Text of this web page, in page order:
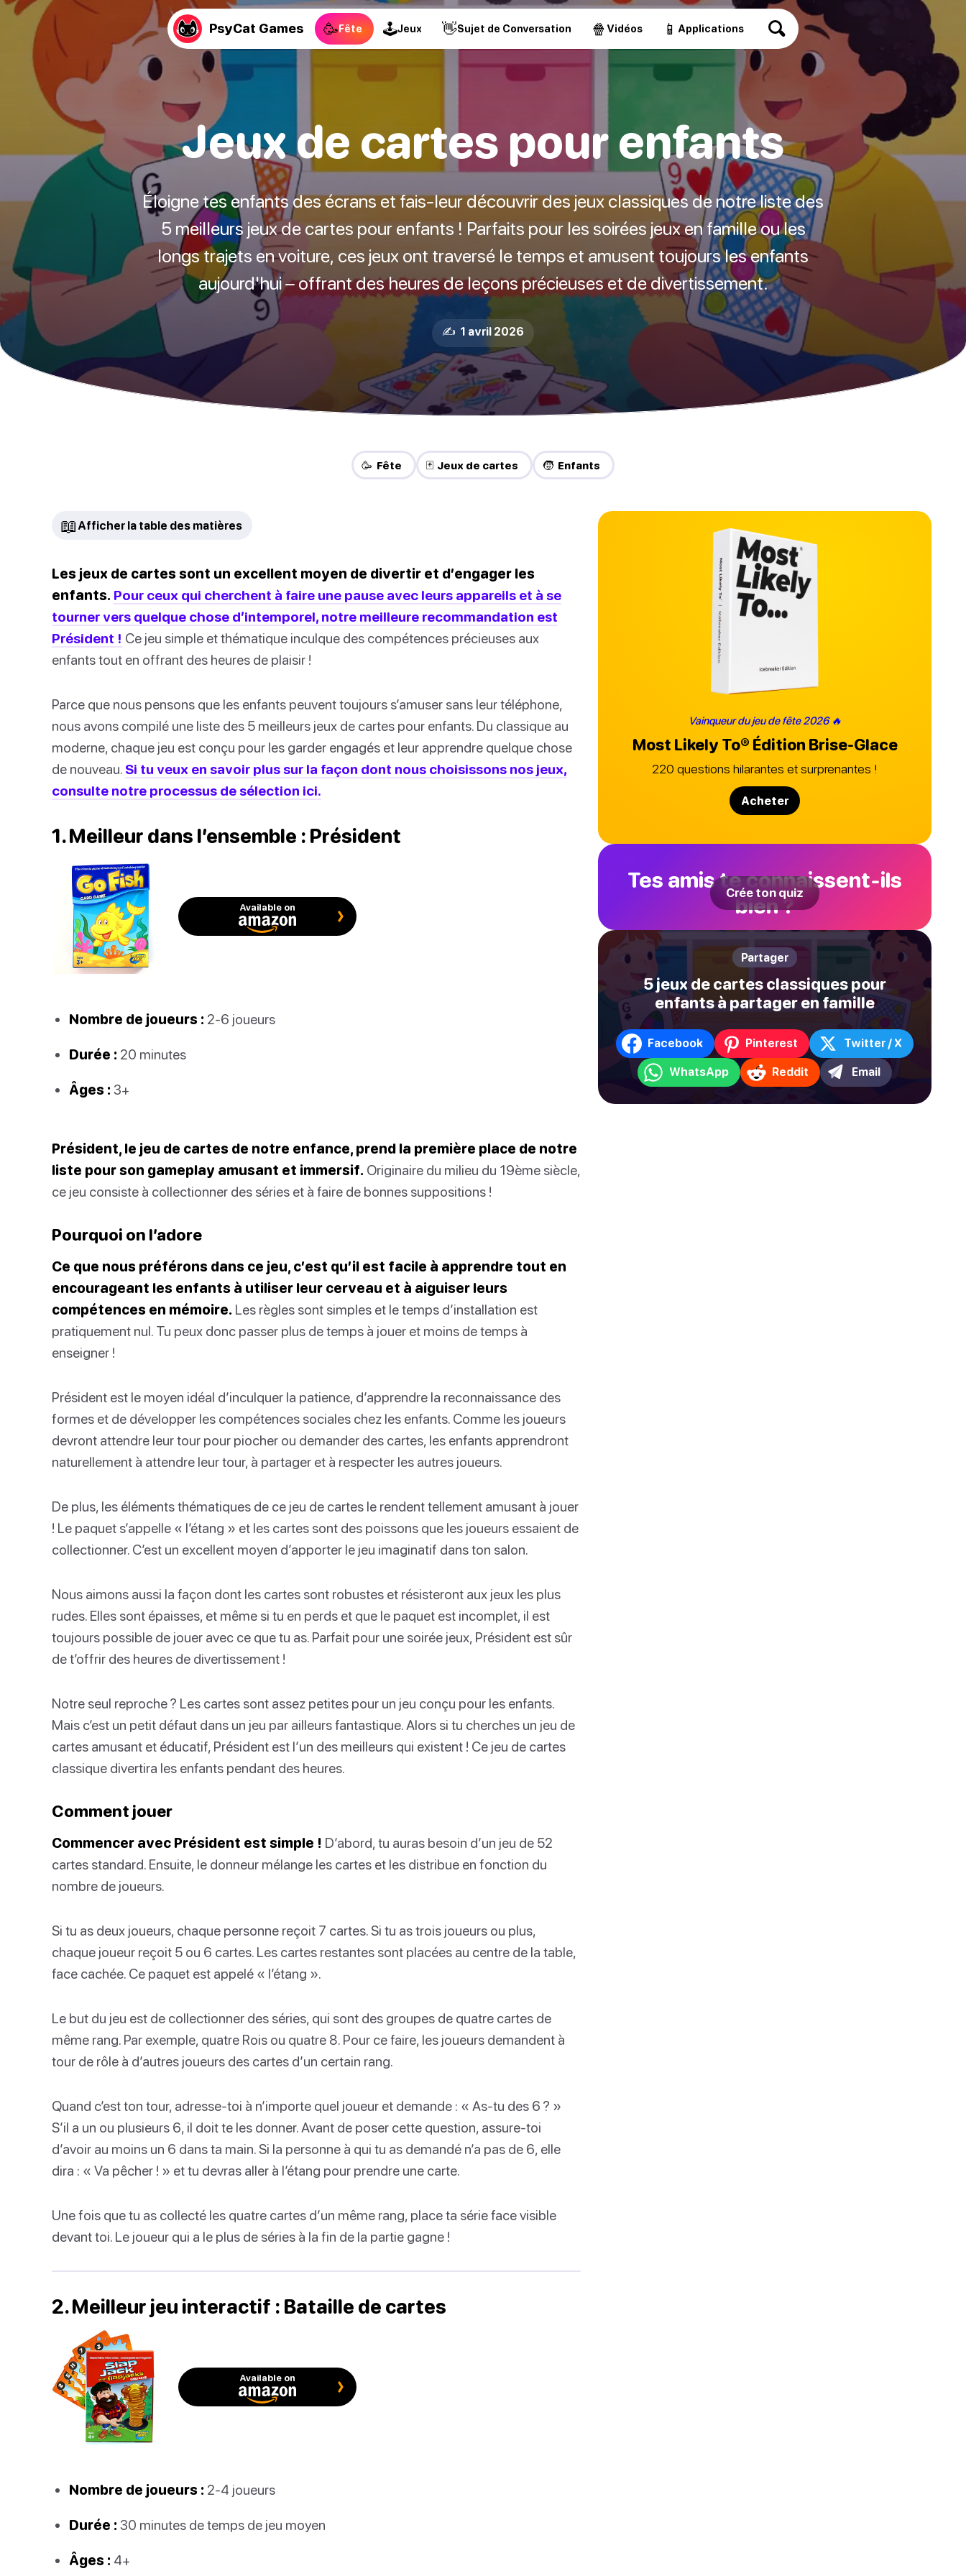
PsyCat Games 🥳Fête 🕹Jeux 👋Sujet de Conversation 🍿 Vidéos 📱 Applications
Jeux de cartes pour enfants
Éloigne tes enfants des écrans et fais-leur découvrir des jeux classiques de notre liste des
5 meilleurs jeux de cartes pour enfants ! Parfaits pour les soirées jeux en famille ou les
longs trajets en voiture, ces jeux ont traversé le temps et amusent toujours les enfants
aujourd'hui – offrant des heures de leçons précieuses et de divertissement.
✍️ 1 avril 2026
🥳 Fête 🃏 Jeux de cartes 🧒 Enfants
📖 Afficher la table des matières
Les jeux de cartes sont un excellent moyen de divertir et d’engager les
enfants. Pour ceux qui cherchent à faire une pause avec leurs appareils et à se
tourner vers quelque chose d’intemporel, notre meilleure recommandation est
Président ! Ce jeu simple et thématique inculque des compétences précieuses aux
enfants tout en offrant des heures de plaisir !
Parce que nous pensons que les enfants peuvent toujours s’amuser sans leur téléphone,
nous avons compilé une liste des 5 meilleurs jeux de cartes pour enfants. Du classique au
moderne, chaque jeu est conçu pour les garder engagés et leur apprendre quelque chose
de nouveau. Si tu veux en savoir plus sur la façon dont nous choisissons nos jeux,
consulte notre processus de sélection ici.
1. Meilleur dans l’ensemble : Président
Available on
Nombre de joueurs : 2-6 joueurs
Durée : 20 minutes
Âges : 3+
Président, le jeu de cartes de notre enfance, prend la première place de notre
liste pour son gameplay amusant et immersif. Originaire du milieu du 19ème siècle,
ce jeu consiste à collectionner des séries et à faire de bonnes suppositions !
Pourquoi on l’adore
Ce que nous préférons dans ce jeu, c’est qu’il est facile à apprendre tout en
encourageant les enfants à utiliser leur cerveau et à aiguiser leurs
compétences en mémoire. Les règles sont simples et le temps d’installation est
pratiquement nul. Tu peux donc passer plus de temps à jouer et moins de temps à
enseigner !
Président est le moyen idéal d’inculquer la patience, d’apprendre la reconnaissance des
formes et de développer les compétences sociales chez les enfants. Comme les joueurs
devront attendre leur tour pour piocher ou demander des cartes, les enfants apprendront
naturellement à attendre leur tour, à partager et à respecter les autres joueurs.
De plus, les éléments thématiques de ce jeu de cartes le rendent tellement amusant à jouer
! Le paquet s’appelle « l’étang » et les cartes sont des poissons que les joueurs essaient de
collectionner. C’est un excellent moyen d’apporter le jeu imaginatif dans ton salon.
Nous aimons aussi la façon dont les cartes sont robustes et résisteront aux jeux les plus
rudes. Elles sont épaisses, et même si tu en perds et que le paquet est incomplet, il est
toujours possible de jouer avec ce que tu as. Parfait pour une soirée jeux, Président est sûr
de t’offrir des heures de divertissement !
Notre seul reproche ? Les cartes sont assez petites pour un jeu conçu pour les enfants.
Mais c’est un petit défaut dans un jeu par ailleurs fantastique. Alors si tu cherches un jeu de
cartes amusant et éducatif, Président est l’un des meilleurs qui existent ! Ce jeu de cartes
classique divertira les enfants pendant des heures.
Comment jouer
Commencer avec Président est simple ! D’abord, tu auras besoin d’un jeu de 52
cartes standard. Ensuite, le donneur mélange les cartes et les distribue en fonction du
nombre de joueurs.
Si tu as deux joueurs, chaque personne reçoit 7 cartes. Si tu as trois joueurs ou plus,
chaque joueur reçoit 5 ou 6 cartes. Les cartes restantes sont placées au centre de la table,
face cachée. Ce paquet est appelé « l’étang ».
Le but du jeu est de collectionner des séries, qui sont des groupes de quatre cartes de
même rang. Par exemple, quatre Rois ou quatre 8. Pour ce faire, les joueurs demandent à
tour de rôle à d’autres joueurs des cartes d’un certain rang.
Quand c’est ton tour, adresse-toi à n’importe quel joueur et demande : « As-tu des 6 ? »
S’il a un ou plusieurs 6, il doit te les donner. Avant de poser cette question, assure-toi
d’avoir au moins un 6 dans ta main. Si la personne à qui tu as demandé n’a pas de 6, elle
dira : « Va pêcher ! » et tu devras aller à l’étang pour prendre une carte.
Une fois que tu as collecté les quatre cartes d’un même rang, place ta série face visible
devant toi. Le joueur qui a le plus de séries à la fin de la partie gagne !
2. Meilleur jeu interactif : Bataille de cartes
Available on
Nombre de joueurs : 2-4 joueurs
Durée : 30 minutes de temps de jeu moyen
Âges : 4+
Vainqueur du jeu de fête 2026 🔥
Most Likely To® Édition Brise-Glace
220 questions hilarantes et surprenantes !
Acheter
Tes amis te connaissent-ils
bien ?
Crée ton quiz
Partager
5 jeux de cartes classiques pour
enfants à partager en famille
Facebook Pinterest Twitter / X
WhatsApp Reddit Email